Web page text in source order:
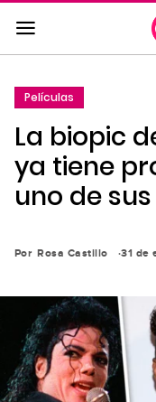
Saltar
al
contenido
la
navegación
principal
Películas
La biopic
ya tiene
uno de
Por Rosa Castillo 31 de